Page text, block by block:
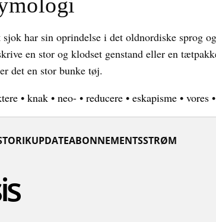
sjok har sin oprindelse i det oldnordiske sprog
en stor og klodset genstand eller en
det en stor bunke tøj.
• knak • neo- • reducere • eskapisme • vores •
UPDATEABONNEMENTSSTRØM